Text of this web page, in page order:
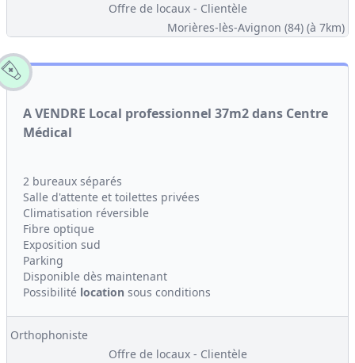
Offre de locaux - Clientèle
Morières-lès-Avignon (84) (à 7km)
A VENDRE Local professionnel 37m2 dans Centre
Médical
2 bureaux séparés
Salle d'attente et toilettes privées
Climatisation réversible
Fibre optique
Exposition sud
Parking
Disponible dès maintenant
Possibilité location sous conditions
Orthophoniste
Offre de locaux - Clientèle